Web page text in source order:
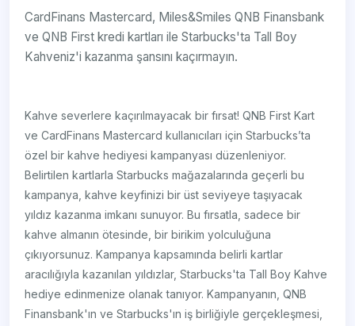
CardFinans Mastercard, Miles&Smiles QNB Finansbank
ve QNB First kredi kartları ile Starbucks'ta Tall Boy
Kahveniz'i kazanma şansını kaçırmayın.
Kahve severlere kaçırılmayacak bir fırsat! QNB First Kart
ve CardFinans Mastercard kullanıcıları için Starbucks’ta
özel bir kahve hediyesi kampanyası düzenleniyor.
Belirtilen kartlarla Starbucks mağazalarında geçerli bu
kampanya, kahve keyfinizi bir üst seviyeye taşıyacak
yıldız kazanma imkanı sunuyor. Bu fırsatla, sadece bir
kahve almanın ötesinde, bir birikim yolculuğuna
çıkıyorsunuz. Kampanya kapsamında belirli kartlar
aracılığıyla kazanılan yıldızlar, Starbucks'ta Tall Boy Kahve
hediye edinmenize olanak tanıyor. Kampanyanın, QNB
Finansbank'ın ve Starbucks'ın iş birliğiyle gerçekleşmesi,